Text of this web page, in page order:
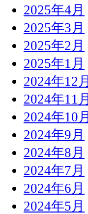
2025年4月
2025年3月
2025年2月
2025年1月
2024年12月
2024年11月
2024年10月
2024年9月
2024年8月
2024年7月
2024年6月
2024年5月